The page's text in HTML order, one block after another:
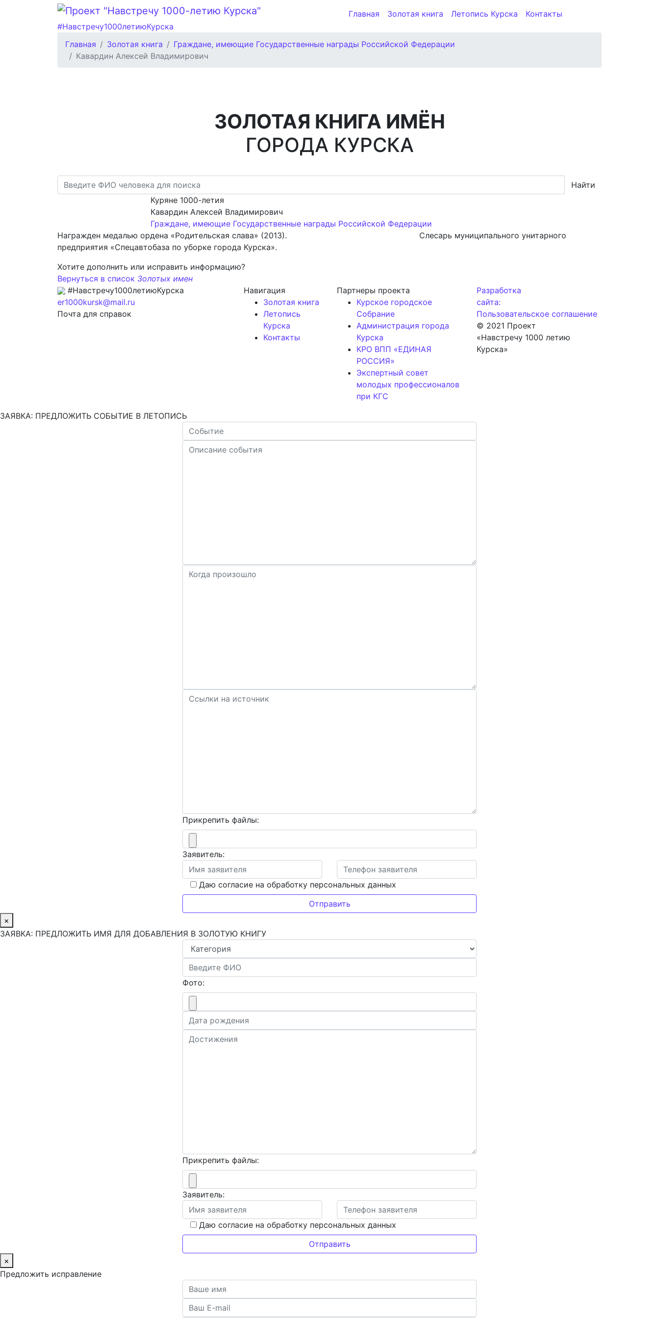
#Навстречу1000летиюКурска
Главная Золотая книга Летопись Курска Контакты
Главная Золотая книга
Граждане, имеющие Государственные награды Российской Федерации
Кавардин Алексей Владимирович
ЗОЛОТАЯ КНИГА ИМЁН
ГОРОДА КУРСКА
Найти
Куряне 1000-летия
Кавардин Алексей Владимирович
Граждане, имеющие Государственные награды Российской Федерации
Награжден медалью ордена «Родительская слава» (2013). Слесарь муниципального унитарного
предприятия «Спецавтобаза по уборке города Курска».
Хотите дополнить или исправить информацию?
Вернуться в список Золотых имен
#Навстречу1000летиюКурска
er1000kursk@mail.ru
Почта для справок
Навигация
Золотая книга
Летопись
Курска
Контакты
Партнеры проекта
Курское городское
Собрание
Администрация города
Курска
КРО ВПП «ЕДИНАЯ
РОССИЯ»
Экспертный совет
молодых профессионалов
при КГС
Разработка
сайта:
Пользовательское соглашение
© 2021 Проект
«Навстречу 1000 летию
Курска»
ЗАЯВКА: ПРЕДЛОЖИТЬ СОБЫТИЕ В ЛЕТОПИСЬ
Прикрепить файлы:
Заявитель:
Даю согласие на обработку персональных данных
×
ЗАЯВКА: ПРЕДЛОЖИТЬ ИМЯ ДЛЯ ДОБАВЛЕНИЯ В ЗОЛОТУЮ КНИГУ
Фото:
Прикрепить файлы:
Заявитель:
Даю согласие на обработку персональных данных
×
Предложить исправление